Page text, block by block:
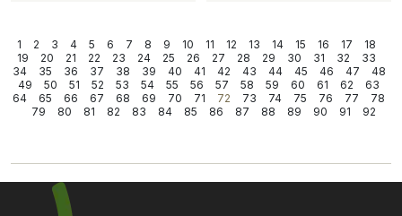
1 2 3 4 5 6 7 8 9 10 11 12 13 14 15 16 17
18
19
20 21 22 23 24 25 26 27 28 29 30 31 32
33
34
35 36 37 38 39 40 41 42 43 44 45 46 47
48
49
50 51 52 53 54 55 56 57 58 59 60 61 62
63
64
65 66 67 68 69 70 71 72 73 74 75 76 77
78
79
80 81 82 83 84 85 86 87 88 89 90 91 92